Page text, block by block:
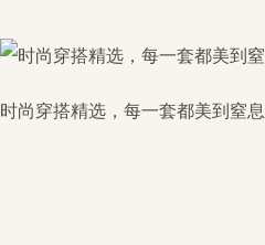
时尚穿搭精选，每一套都美到窒息